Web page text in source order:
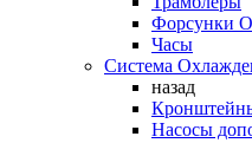
Форсунки
Часы
Система
назад
Насосы